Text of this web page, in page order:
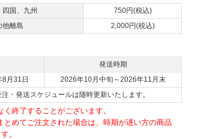
国、九州
750円(税込)
他離島
2,000円(税込)
発送時期
月31日
2026年10月中旬～2026年11月末
・発送スケジュールは随時更新いたします。
終了することがございます。
とめてご注文された場合は、時期が遅い方の商品
。